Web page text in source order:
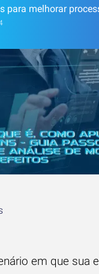
para melhorar
em que sua